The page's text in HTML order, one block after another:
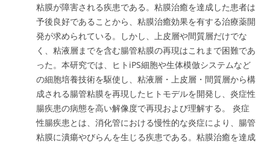
粘膜が障害される疾患である。粘膜治癒を達成した患者は
予後良好であることから、粘膜治癒効果を有する治療薬開
発が求められている。しかし、上皮層や間質層だけでな
く、粘液層までを含む腸管粘膜の再現はこれまで困難であ
った。本研究では、ヒトiPS細胞や生体模倣システムなど
の細胞培養技術を駆使し、粘液層・上皮層・間質層から構
成される腸管粘膜を再現したヒトモデルを開発し、炎症性
腸疾患の病態を高い解像度で再現および理解する。 炎症
性腸疾患とは、消化管における慢性的な炎症により、腸管
粘膜に潰瘍やびらんを生じる疾患である。粘膜治癒を達成